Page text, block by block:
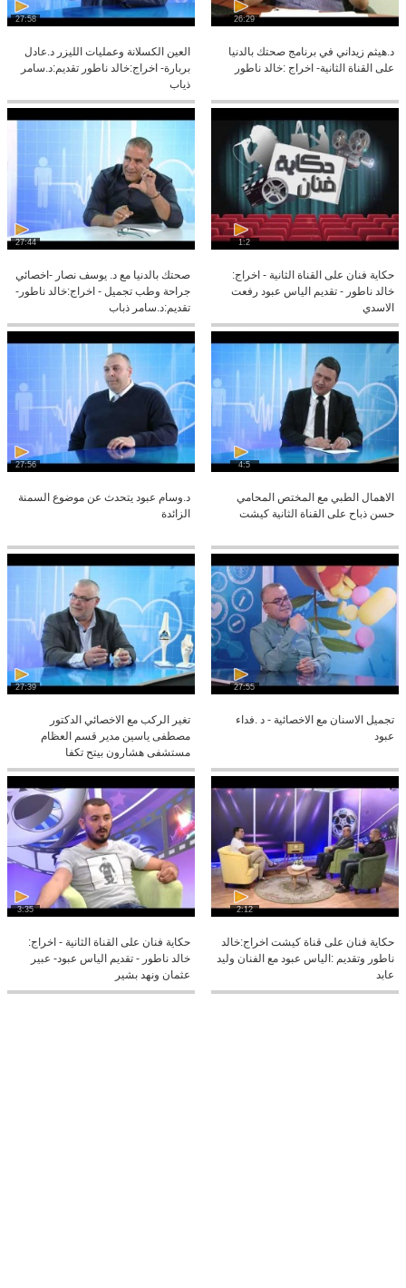
26:29
د.هيثم زيداني في برنامج صحتك بالدنيا
على القناة الثانية- اخراج :خالد ناطور
27:58
العين الكسلانة وعمليات الليزر د.عادل
بربارة- اخراج:خالد ناطور تقديم:د.سامر
ذياب
1:2
حكاية فنان على القناة الثانية - اخراج:
خالد ناطور - تقديم الياس عبود رفعت
الاسدي
27:44
صحتك بالدنيا مع د. يوسف نصار -اخصائي
جراحة وطب تجميل - اخراج:خالد ناطور-
تقديم:د.سامر ذباب
4:5
الاهمال الطبي مع المختص المحامي
حسن ذباح على القناة الثانية كيشت
27:56
د.وسام عبود يتحدث عن موضوع السمنة
الزائدة
27:55
تجميل الاسنان مع الاخصائية - د .فداء
عبود
27:39
تغير الركب مع الاخصائي الدكتور
مصطفى ياسين مدير قسم العظام
مستشفى هشارون بيتح تكفا
2:12
حكاية فنان على قناة كيشت اخراج:خالد
ناطور وتقديم :الياس عبود مع الفنان وليد
عابد
3:35
حكاية فنان على القناة الثانية - اخراج:
خالد ناطور - تقديم الياس عبود- عبير
عثمان ونهد بشير